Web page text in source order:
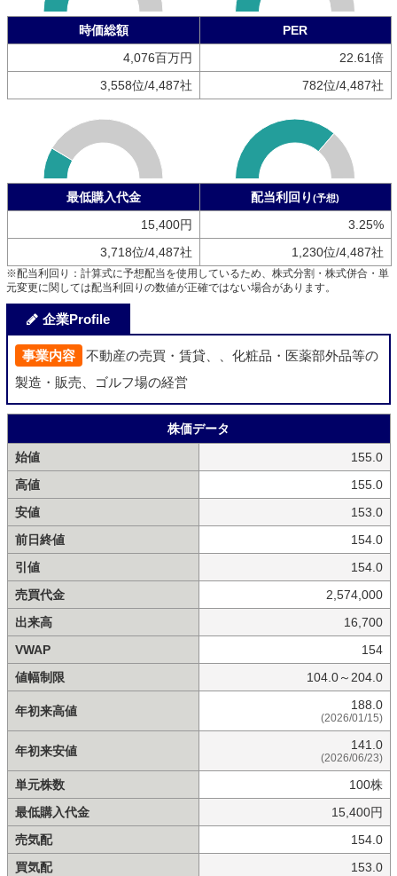
時価総額
PER
4,076百万円
22.61倍
3,558位/4,487社
782位/4,487社
最低購入代金 配当利回り (予想)
15,400円
3.25%
3,718位/4,487社
1,230位/4,487社
※配当利回り：計算式に予想配当を使用しているため、株式分割・株式併合・単
元変更に関しては配当利回りの数値が正確ではない場合があります。
企業Profile
事業内容
不動産の売買・賃貸、、化粧品・医薬部外品等の
製造・販売、ゴルフ場の経営
株価データ
始値
155.0
高値
155.0
安値
153.0
前日終値
154.0
引値
154.0
売買代金
2,574,000
出来高
16,700
VWAP
154
値幅制限
104.0～204.0
年初来高値 188.0
(2026/01/15)
年初来安値 141.0
(2026/06/23)
単元株数
100株
最低購入代金
15,400円
売気配
154.0
買気配
153.0